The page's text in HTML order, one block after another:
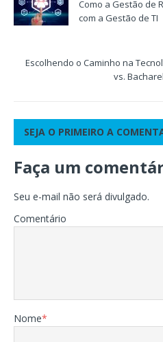
Como a Gestão de
com a Gestão de TI
Escolhendo o Caminho na
vs.
SEJA O PRIMEIRO A
Faça um
Seu e-mail não será divulgado.
Comentário
Nome*